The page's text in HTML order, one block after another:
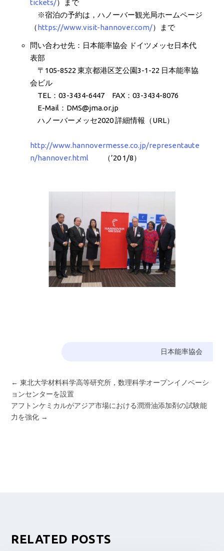
tickets/）まで
※宿泊の予約は，ハノーバー観光局ホームページ
（https://www.visit-hannover.com/）まで
問い合わせ先：日本能率協会 ドイツメッセ日本代
表部
〒105-8522 東京都港区芝公園3-1-22 日本能率協
会ビル
TEL：03-3434-6447 FAX：03-3434-8076
E-Mail：DMS@jma.or.jp
ハノーバーメッセ2020 詳細情報（URL）
http://www.hannovermesse.co.jp/representaute
n/hannover.html （’20 1/8）
日本能率協会
←東北大学材料科学高等研究所，数理科学オープンイノベーシ
ョンセンターを設置
アフトンケミカルがアジア市場における潤滑油添加剤の試験能
力を強化 →
RELATED POSTS